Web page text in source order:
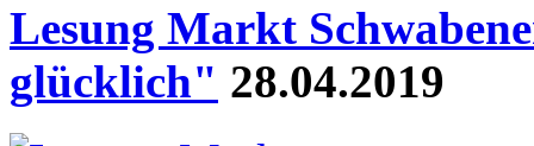
Lesung Markt
glücklich" 28.04.2019